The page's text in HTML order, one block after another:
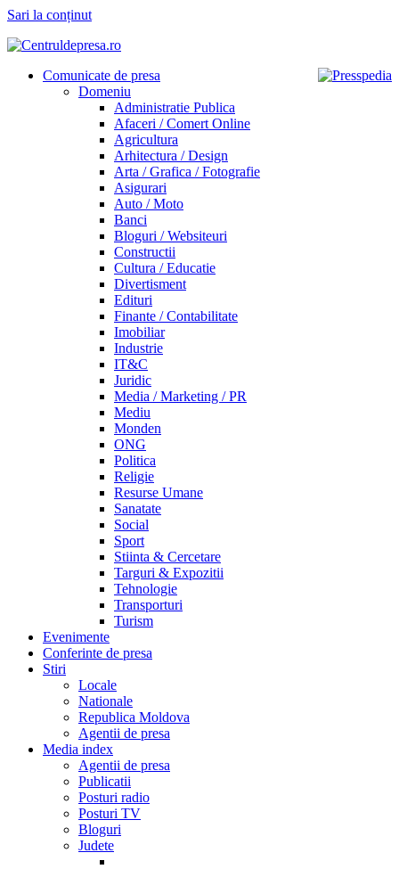
Sari la conținut
Comunicate de presa
Domeniu
Administratie Publica
Afaceri / Comert Online
Agricultura
Arhitectura / Design
Arta / Grafica / Fotografie
Asigurari
Auto / Moto
Banci
Bloguri / Websiteuri
Constructii
Cultura / Educatie
Divertisment
Edituri
Finante / Contabilitate
Imobiliar
Industrie
IT&C
Juridic
Media / Marketing / PR
Mediu
Monden
ONG
Politica
Religie
Resurse Umane
Sanatate
Social
Sport
Stiinta & Cercetare
Targuri & Expozitii
Tehnologie
Transporturi
Turism
Evenimente
Conferinte de presa
Stiri
Locale
Nationale
Republica Moldova
Agentii de presa
Media index
Agentii de presa
Publicatii
Posturi radio
Posturi TV
Bloguri
Judete